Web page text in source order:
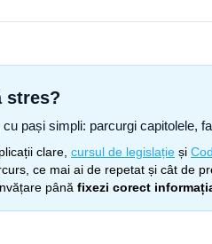
stres?
pași simpli: parcurgi capitolele,
clare, cursul de legislație și
ce mai ai de repetat și cât de
până fixezi corect